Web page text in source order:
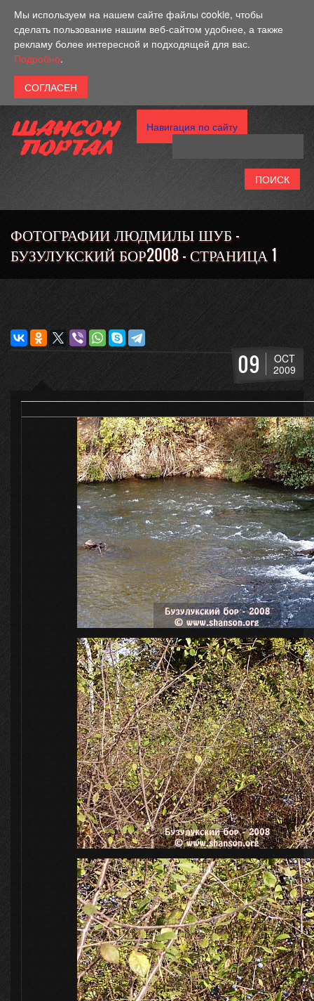
Мы используем на нашем сайте файлы cookie, чтобы
сделать пользование нашим веб-сайтом удобнее, а также
рекламу более интересной и подходящей для вас.
Подробно.
Навигация по сайту
ФОТОГРАФИИ ЛЮДМИЛЫ ШУБ -
БУЗУЛУКСКИЙ БОР2008 - СТРАНИЦА 1
09
OCT
2009